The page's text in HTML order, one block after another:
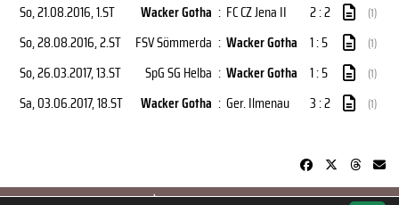
So, 21.08.2016, 1.ST Wacker Gotha : FC CZ Jena II 2 : 2 (1)
So, 28.08.2016, 2.ST FSV Sömmerda : Wacker Gotha 1 : 5 (1)
So, 26.03.2017, 13.ST SpG SG Helba : Wacker Gotha 1 : 5 (1)
Sa, 03.06.2017, 18.ST Wacker Gotha : Ger. Ilmenau 3 : 2 (1)
soccero.de